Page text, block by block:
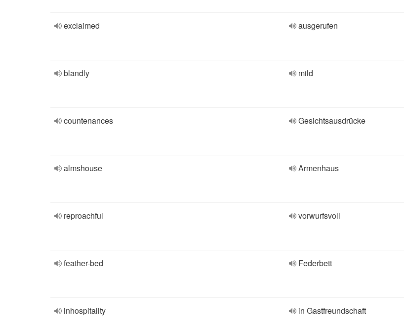
exclaimed ausgerufen
blandly mild
countenances Gesichtsausdrücke
almshouse Armenhaus
reproachful vorwurfsvoll
feather-bed Federbett
inhospitality in Gastfreundschaft